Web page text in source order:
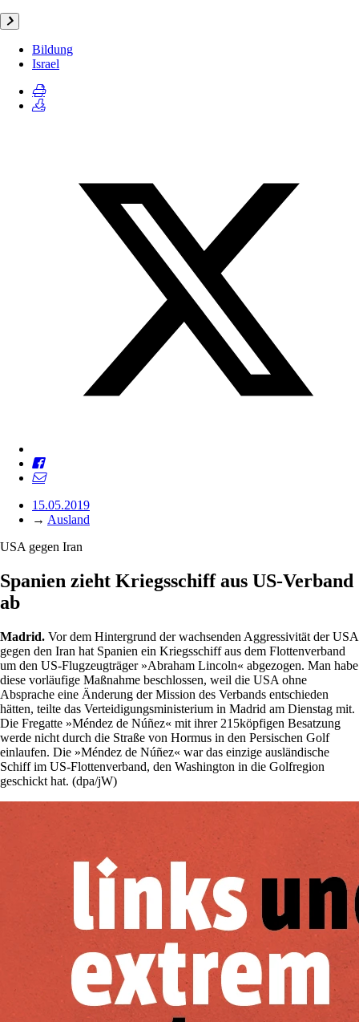
Bildung
Israel
15.05.2019
→ Ausland
USA gegen Iran
Spanien zieht Kriegsschiff aus US-Verband
ab
Madrid. Vor dem Hintergrund der wachsenden Aggressivität der USA
gegen den Iran hat Spanien ein Kriegsschiff aus dem Flottenverband
um den US-Flugzeugträger »Abraham Lincoln« abgezogen. Man habe
diese vorläufige Maßnahme beschlossen, weil die USA ohne
Absprache eine Änderung der Mission des Verbands entschieden
hätten, teilte das Verteidigungsministerium in Madrid am Dienstag mit.
Die Fregatte »Méndez de Núñez« mit ihrer 215köpfigen Besatzung
werde nicht durch die Straße von Hormus in den Persischen Golf
einlaufen. Die »Méndez de Núñez« war das einzige ausländische
Schiff im US-Flottenverband, den Washington in die Golfregion
geschickt hat. (dpa/jW)